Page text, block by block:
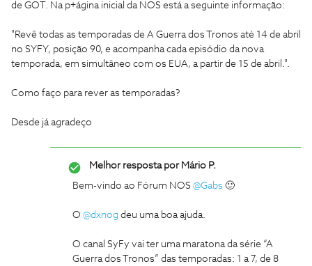
de GOT. Na p+ágina inicial da NOS está a seguinte informação:
"Revê todas as temporadas de A Guerra dos Tronos até 14 de abril
no SYFY, posição 90, e acompanha cada episódio da nova
temporada, em simultâneo com os EUA, a partir de 15 de abril.".
Como faço para rever as temporadas?
Desde já agradeço
Melhor resposta porMário P.
Bem-vindo ao Fórum NOS @Gabs 🙂
O @dxnog deu uma boa ajuda.
O canal SyFy vai ter uma maratona da série “A
Guerra dos Tronos” das temporadas: 1 a 7, de 8